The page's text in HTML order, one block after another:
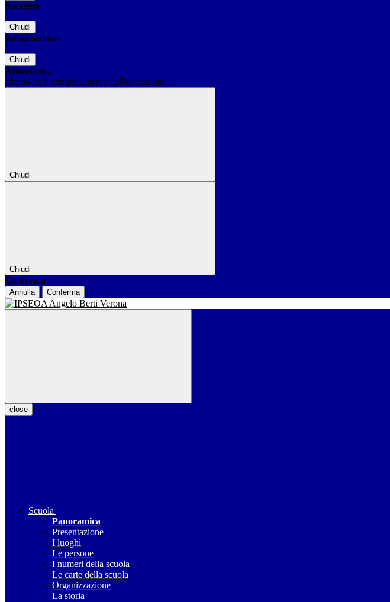
Successo
Chiudi
Informazione
Chiudi
Attendere...
Attendere il completamento dell'operazione...
Chiudi
Chiudi
Conferma
Annulla Conferma
close
Scuola
Panoramica
Presentazione
I luoghi
Le persone
I numeri della scuola
Le carte della scuola
Organizzazione
La storia